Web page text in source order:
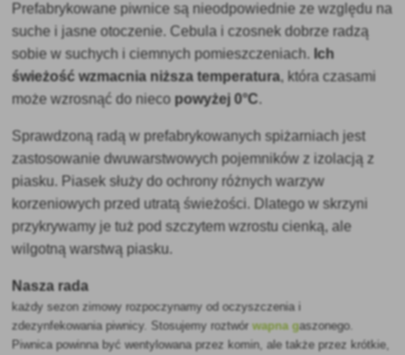
Prefabrykowane piwnice są nieodpowiednie ze względu na
suche i jasne otoczenie. Cebula i czosnek dobrze radzą
sobie w suchych i ciemnych pomieszczeniach. Ich
świeżość wzmacnia niższa temperatura, która czasami
może wzrosnąć do niecopowyżej 0°C.
Sprawdzoną radą w prefabrykowanych spiżarniach jest
zastosowanie dwuwarstwowych pojemników z izolacją z
piasku. Piasek służy do ochrony różnych warzyw
korzeniowych przed utratą świeżości. Dlatego w skrzyni
przykrywamy je tuż pod szczytem wzrostu cienką, ale
wilgotną warstwą piasku.
Nasza rada
każdy sezon zimowy rozpoczynamy od oczyszczenia i
zdezynfekowania piwnicy. Stosujemy roztwórwapna gaszonego.
Piwnica powinna być wentylowana przez komin, ale także przez krótkie,